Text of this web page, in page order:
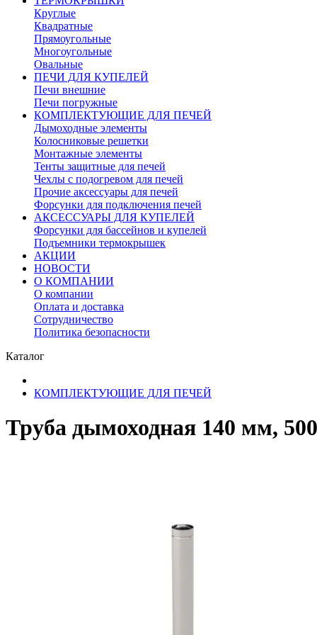
Круглые
Квадратные
Прямоугольные
Многоугольные
Овальные
ПЕЧИ ДЛЯ КУПЕЛЕЙ
Печи внешние
Печи погружные
КОМПЛЕКТУЮЩИЕ ДЛЯ ПЕЧЕЙ
Дымоходные элементы
Колосниковые решетки
Монтажные элементы
Тенты защитные для печей
Чехлы с подогревом для печей
Прочие аксессуары для печей
Форсунки для подключения печей
АКСЕССУАРЫ ДЛЯ КУПЕЛЕЙ
Форсунки для бассейнов и купелей
Подъемники термокрышек
АКЦИИ
НОВОСТИ
О КОМПАНИИ
О компании
Оплата и доставка
Сотрудничество
​Политика безопасности
Каталог
КОМПЛЕКТУЮЩИЕ ДЛЯ ПЕЧЕЙ
Труба дымоходная 140 мм,